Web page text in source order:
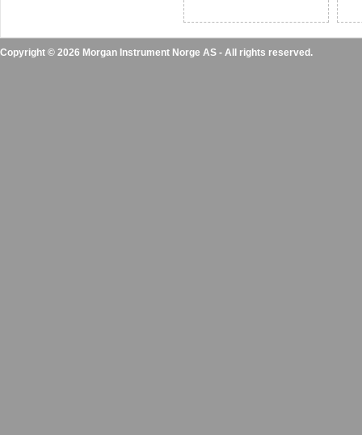
Copyright © 2026 Morgan Instrument Norge AS - All rights reserved.